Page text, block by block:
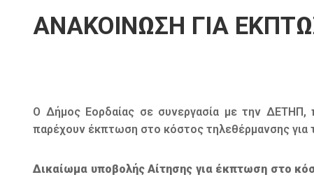
ΑΝΑΚΟΙΝΩΣΗ ΓΙΑ
Ο Δήμος Εορδαίας σε συνεργασία με την ΔΕΤΗΠ,
παρέχουν έκπτωση στο κόστος τηλεθέρμανσης για
Δικαίωμα υποβολής Αίτησης για έκπτωση στο